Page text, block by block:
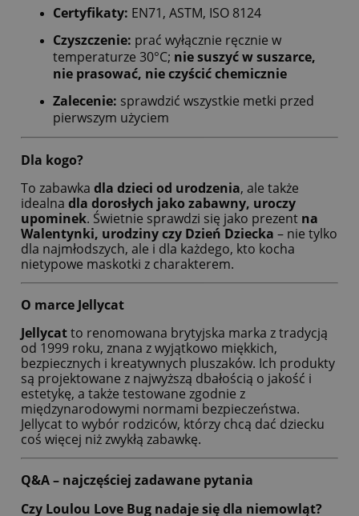
Certyfikaty: EN71, ASTM, ISO 8124
Czyszczenie: prać wyłącznie ręcznie w
temperaturze 30°C; nie suszyć w suszarce,
nie prasować, nie czyścić chemicznie
Zalecenie: sprawdzić wszystkie metki przed
pierwszym użyciem
Dla kogo?
To zabawka dla dzieci od urodzenia, ale także
idealna dla dorosłych jako zabawny, uroczy
upominek. Świetnie sprawdzi się jako prezent na
Walentynki, urodziny czy Dzień Dziecka – nie tylko
dla najmłodszych, ale i dla każdego, kto kocha
nietypowe maskotki z charakterem.
O marce Jellycat
Jellycatto renomowana brytyjska marka z tradycją
od 1999 roku, znana z wyjątkowo miękkich,
bezpiecznych i kreatywnych pluszaków. Ich produkty
są projektowane z najwyższą dbałością o jakość i
estetykę, a także testowane zgodnie z
międzynarodowymi normami bezpieczeństwa.
Jellycat to wybór rodziców, którzy chcą dać dziecku
coś więcej niż zwykłą zabawkę.
Q&A – najczęściej zadawane pytania
Czy Loulou Love Bug nadaje się dla niemowląt?